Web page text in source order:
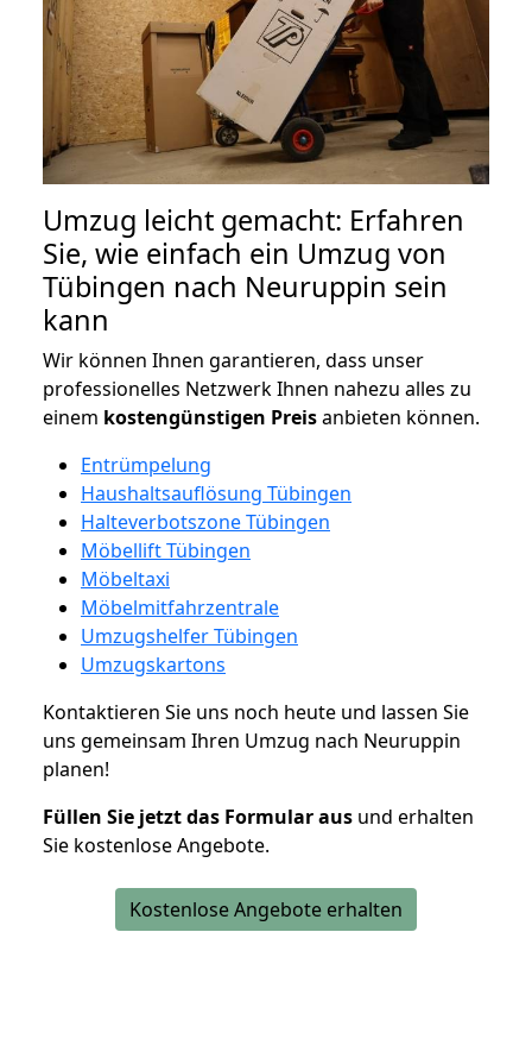
Umzug leicht gemacht: Erfahren
Sie, wie einfach ein Umzug von
Tübingen nach Neuruppin sein
kann
Wir können Ihnen garantieren, dass unser
professionelles Netzwerk Ihnen nahezu alles zu
einem kostengünstigen Preisanbieten können.
Entrümpelung
Haushaltsauflösung Tübingen
Halteverbotszone Tübingen
Möbellift Tübingen
Möbeltaxi
Möbelmitfahrzentrale
Umzugshelfer Tübingen
Umzugskartons
Kontaktieren Sie uns noch heute und lassen Sie
uns gemeinsam Ihren Umzug nach Neuruppin
planen!
Füllen Sie jetzt das Formular aus und erhalten
Sie kostenlose Angebote.
Kostenlose Angebote erhalten